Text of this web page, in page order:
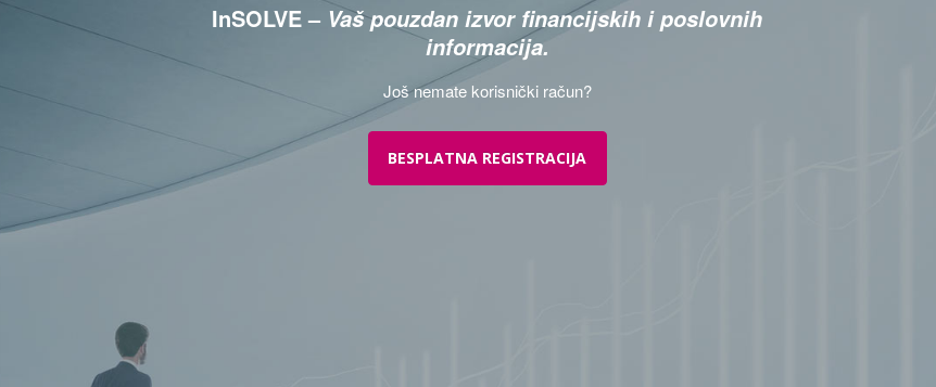
InSOLVE – Vaš pouzdan izvor financijskih i poslovnih
informacija.
Još nemate korisnički račun?
BESPLATNA REGISTRACIJA